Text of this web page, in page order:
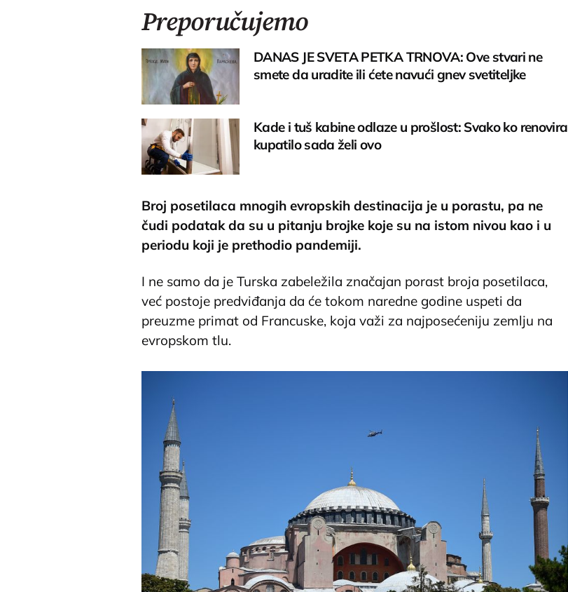
Preporučujemo
DANAS JE SVETA PETKA TRNOVA: Ove stvari ne
smete da uradite ili ćete navući gnev svetiteljke
Kade i tuš kabine odlaze u prošlost: Svako ko renovira
kupatilo sada želi ovo
Broj posetilaca mnogih evropskih destinacija je u porastu, pa ne
čudi podatak da su u pitanju brojke koje su na istom nivou kao i u
periodu koji je prethodio pandemiji.
I ne samo da je Turska zabeležila značajan porast broja posetilaca,
već postoje predviđanja da će tokom naredne godine uspeti da
preuzme primat od Francuske, koja važi za najposećeniju zemlju na
evropskom tlu.
Priština